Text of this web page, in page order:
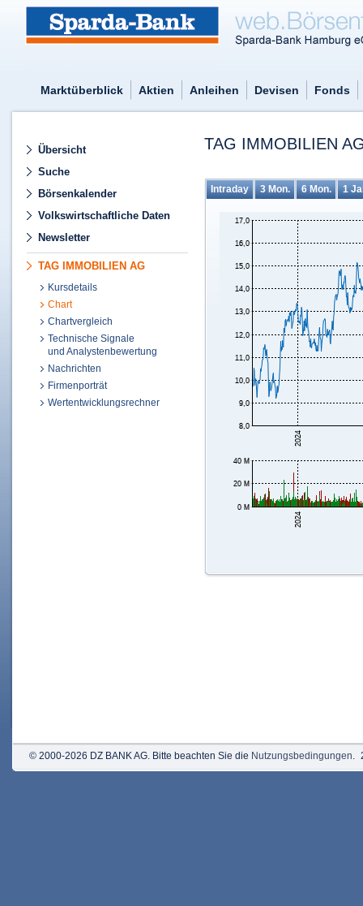
Marktüberblick Aktien Anleihen Devisen Fonds
Übersicht
Suche
Börsenkalender
Volkswirtschaftliche Daten
Newsletter
TAG IMMOBILIEN AG
Kursdetails
Chart
Chartvergleich
Technische Signale
und Analystenbewertung
Nachrichten
Firmenporträt
Wertentwicklungsrechner
TAG IMMOBILIEN
Intraday 3 Mon. 6 Mon. 1
© 2000-2026 DZ BANK AG. Bitte beachten Sie die Nutzungsbedingungen.